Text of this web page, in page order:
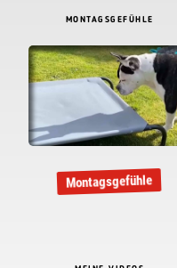
MONTAGSGEFÜHLE
Montagsgefühle